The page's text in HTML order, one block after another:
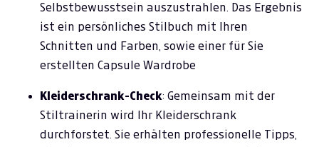
Selbstbewusstsein auszustrahlen. Das Ergebnis
ist ein persönliches Stilbuch mit Ihren
Schnitten und Farben, sowie einer für Sie
erstellten Capsule Wardrobe
Kleiderschrank-Check: Gemeinsam mit der
Stiltrainerin wird Ihr Kleiderschrank
durchforstet. Sie erhälten professionelle Tipps,